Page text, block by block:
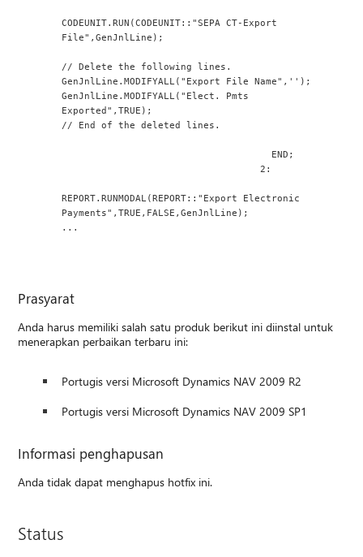
CODEUNIT.RUN(CODEUNIT::"SEPA CT-Export
File",GenJnlLine);
// Delete the following lines.
GenJnlLine.MODIFYALL("Export File Name",'');
GenJnlLine.MODIFYALL("Elect. Pmts
Exported",TRUE);
// End of the deleted lines.
                                     END;
                                   2:
REPORT.RUNMODAL(REPORT::"Export Electronic
Payments",TRUE,FALSE,GenJnlLine);
...
Prasyarat
Anda harus memiliki salah satu produk berikut ini diinstal untuk
menerapkan perbaikan terbaru ini:
Portugis versi Microsoft Dynamics NAV 2009 R2
Portugis versi Microsoft Dynamics NAV 2009 SP1
Informasi penghapusan
Anda tidak dapat menghapus hotfix ini.
Status